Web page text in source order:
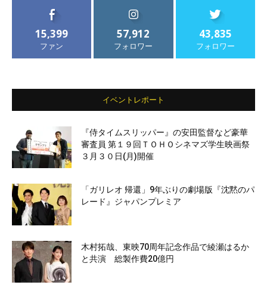
15,399
ファン
57,912
フォロワー
43,835
フォロワー
イベントレポート
『侍タイムスリッパー』の安田監督など豪華
審査員 第１９回ＴＯＨＯシネマズ学生映画祭
３月３０日(月)開催
「ガリレオ 帰還」9年ぶりの劇場版『沈黙のパ
レード』ジャパンプレミア
木村拓哉、東映70周年記念作品で綾瀬はるか
と共演 総製作費20億円